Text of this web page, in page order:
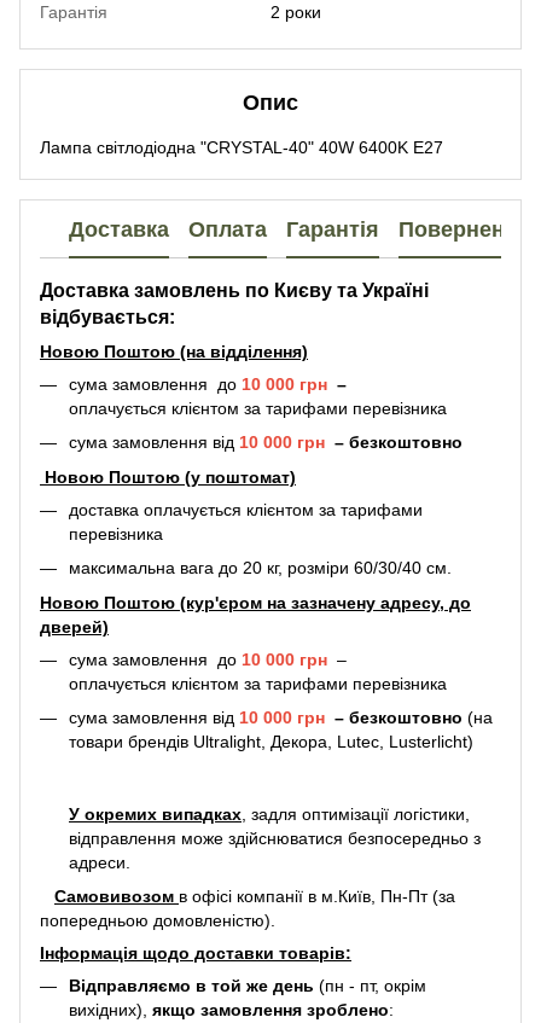
Гарантія
2 роки
Опис
Лампа світлодіодна "CRYSTAL-40" 40W 6400K E27
Доставка Оплата Гарантія Повернення
Доставка замовлень по Києву та Україні
відбувається:
Новою Поштою (на відділення)
сума замовлення до 10 000 грн –
оплачується клієнтом за тарифами перевізника
сума замовлення від 10 000 грн – безкоштовно
Новою Поштою (у поштомат)
доставка оплачується клієнтом за тарифами
перевізника
максимальна вага до 20 кг, розміри 60/30/40 см.
Новою Поштою (кур'єром на зазначену адресу, до
дверей)
сума замовлення до 10 000 грн –
оплачується клієнтом за тарифами перевізника
сума замовлення від 10 000 грн – безкоштовно (на
товари брендів Ultralight, Декора, Lutec, Lusterlicht)
У окремих випадках , задля оптимізації логістики,
відправлення може здійснюватися безпосередньо з
адреси.
Самовивозом в офісі компанії в м.Київ, Пн-Пт (за
попередньою домовленістю).
Інформація щодо доставки товарів:
Відправляємо в той же день (пн - пт, окрім
вихідних), якщо замовлення зроблено: